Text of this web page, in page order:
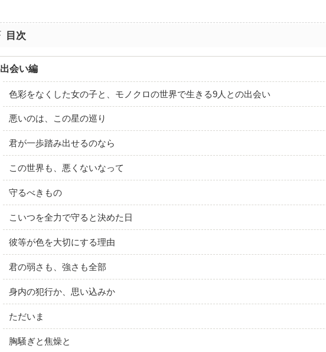
目次
出会い編
色彩をなくした女の子と、モノクロの世界で生きる9人との出会い
悪いのは、この星の巡り
君が一歩踏み出せるのなら
この世界も、悪くないなって
守るべきもの
こいつを全力で守ると決めた日
彼等が色を大切にする理由
君の弱さも、強さも全部
身内の犯行か、思い込みか
ただいま
胸騒ぎと焦燥と